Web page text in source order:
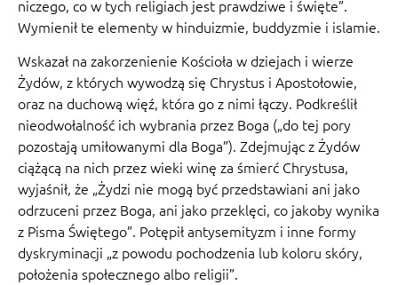
niczego, co w tych religiach jest prawdziwe i święte”.
Wymienił te elementy w hinduizmie, buddyzmie i islamie.
Wskazał na zakorzenienie Kościoła w dziejach i wierze
Żydów, z których wywodzą się Chrystus i Apostołowie,
oraz na duchową więź, która go z nimi łączy. Podkreślił
nieodwołalność ich wybrania przez Boga („do tej pory
pozostają umiłowanymi dla Boga”). Zdejmując z Żydów
ciążącą na nich przez wieki winę za śmierć Chrystusa,
wyjaśnił, że „Żydzi nie mogą być przedstawiani ani jako
odrzuceni przez Boga, ani jako przeklęci, co jakoby wynika
z Pisma Świętego”. Potępił antysemityzm i inne formy
dyskryminacji „z powodu pochodzenia lub koloru skóry,
położenia społecznego albo religii”.